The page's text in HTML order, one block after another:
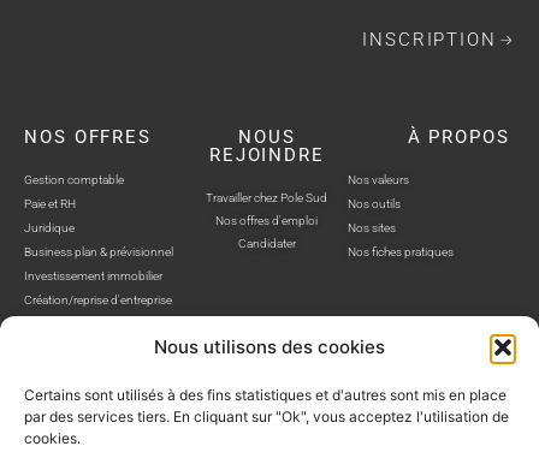
Nous utilisons des cookies
Certains sont utilisés à des fins statistiques et d'autres sont mis en place
par des services tiers. En cliquant sur "Ok", vous acceptez l'utilisation de
cookies.
INSCRIPTION
NOS OFFRES
Gestion comptable
Paie et RH
Juridique
Business plan & prévisionnel
Investissement immobilier
Création/reprise d'entreprise
NOUS
REJOINDRE
Travailler chez Pole Sud
Nos offres d'emploi
Candidater
À PROPOS
Nos valeurs
Nos outils
Nos sites
Nos fiches pratiques
POLE SUD, TOUS DROITS RÉSERVÉS © SITE WEB RÉALISÉ PAR AUSTRA